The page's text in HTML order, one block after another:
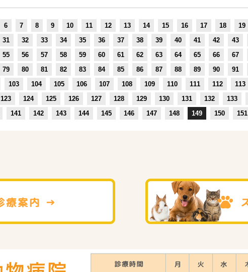
6 7 8 9 10 11 12 13 14 15 16 17 18 19
31 32 33 34 35 36 37 38 39 40 41 42 43
55 56 57 58 59 60 61 62 63 64 65 66 67
79 80 81 82 83 84 85 86 87 88 89 90 91
103 104 105 106 107 108 109 110 111 112 113
123 124 125 126 127 128 129 130 131 132 133
141 142 143 144 145 146 147 148 149 150 151